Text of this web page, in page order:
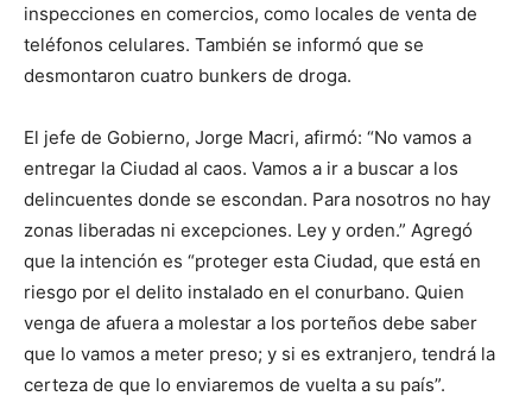
inspecciones en comercios, como locales de venta de
teléfonos celulares. También se informó que se
desmontaron cuatro bunkers de droga.
El jefe de Gobierno, Jorge Macri, afirmó: “No vamos a
entregar la Ciudad al caos. Vamos a ir a buscar a los
delincuentes donde se escondan. Para nosotros no hay
zonas liberadas ni excepciones. Ley y orden.” Agregó
que la intención es “proteger esta Ciudad, que está en
riesgo por el delito instalado en el conurbano. Quien
venga de afuera a molestar a los porteños debe saber
que lo vamos a meter preso; y si es extranjero, tendrá la
certeza de que lo enviaremos de vuelta a su país”.